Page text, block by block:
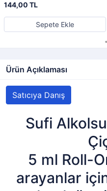
144,00 TL
Sepete Ekle
Ürün Açıklaması
Satıcıya Danış
Sufi
5 ml Roll-
arayanlar